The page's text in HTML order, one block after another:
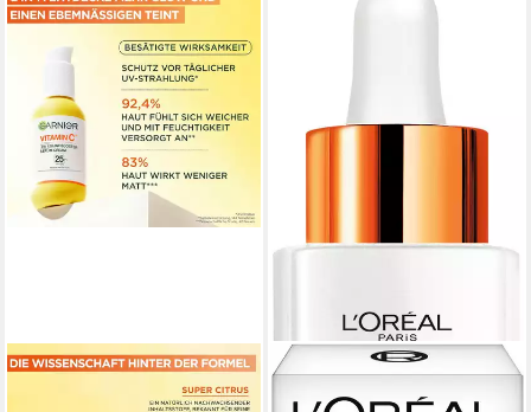
GARNIER
Gesichtsserum Garnier
L'ORÉAL PARIS